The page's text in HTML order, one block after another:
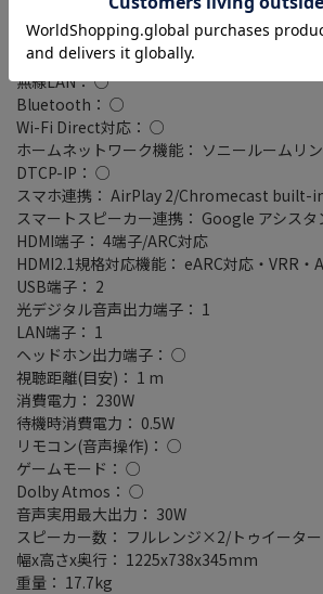
Rakuten TV： ○
TELASA： ○
有線LAN： ○
無線LAN： ○
Bluetooth： ○
Wi-Fi Direct対応： ○
ホームネットワーク機能： ソニールームリ
DTCP-IP： ○
スマホ連携： AirPlay 2/Chromecast built-
スマートスピーカー連携： Google アシス
HDMI端子： 4端子/ARC対応
HDMI2.1規格対応機能： eARC対応・VRR
USB端子： 2
光デジタル音声出力端子： 1
LAN端子： 1
ヘッドホン出力端子： ○
視聴距離(目安)： 1 m
消費電力： 230W
待機時消費電力： 0.5W
リモコン(音声操作)： ○
ゲームモード： ○
Dolby Atmos： ○
音声実用最大出力： 30W
スピーカー数： フルレンジ×2/トゥイータ
幅x高さx奥行： 1225x738x345mm
重量： 17.7kg